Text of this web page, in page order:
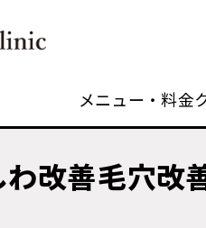
メニュー・料金
改善毛穴改